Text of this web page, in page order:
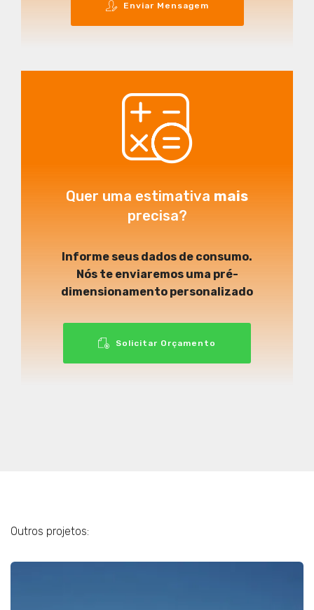
Enviar Mensagem
Quer uma estimativa mais
precisa?
Informe seus dados de consumo.
Nós te enviaremos uma pré-
dimensionamento personalizado
Solicitar Orçamento
Outros projetos: